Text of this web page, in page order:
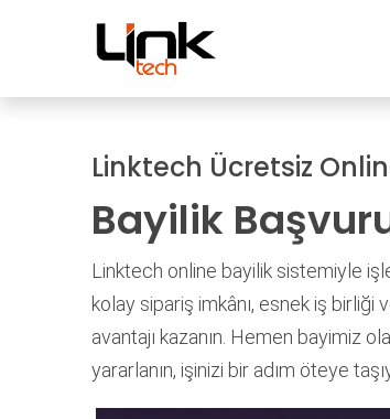
Linktech Ücretsiz
Bayilik
Linktech online bayilik sistemiyle
kolay sipariş imkânı, esnek iş
avantajı kazanın. Hemen bayimiz
yararlanın, işinizi bir adım öteye